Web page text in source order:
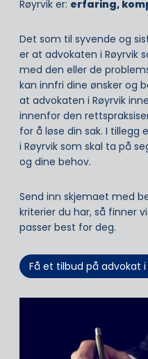
Røyrvik er: erfaring,
Det som til syvende og
er at advokaten i Røyrvik
med den eller de
kan innfri dine ønsker og
at advokaten i Røyrvik
innenfor den
for å løse din sak. I
i Røyrvik som skal ta på
og dine behov.
Send inn skjemaet med
kriterier du har, så finner
passer best for deg.
Få et tilbud på advokat i